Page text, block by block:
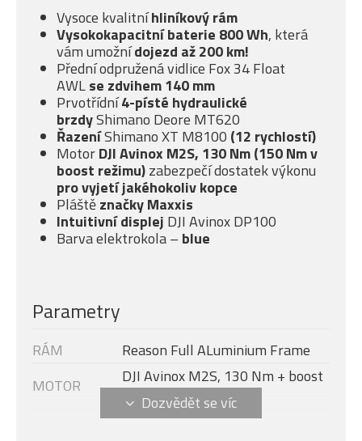
Vysoce kvalitníhliníkový rám
Vysokokapacitní baterie 800 Wh, která
vám umožnídojezd až 200 km!
Přední odpružená vidlice Fox 34 Float
AWLse zdvihem 140 mm
Prvotřídní4-písté hydraulické
brzdyShimano Deore MT620
ŘazeníShimano XT M8100 (12 rychlostí)
MotorDJI Avinox M2S, 130 Nm (150 Nm v
boost režimu)zabezpečí dostatek výkonu
pro vyjetí jakéhokoliv kopce
Pláštěznačky Maxxis
Intuitivní displej DJI Avinox DP100
Barva elektrokola – blue
Parametry
RÁM
Reason Full ALuminium Frame
MOTOR
DJI Avinox M2S, 130 Nm + boost
- 150 Nm (1300 W)
Velikost rámu XL